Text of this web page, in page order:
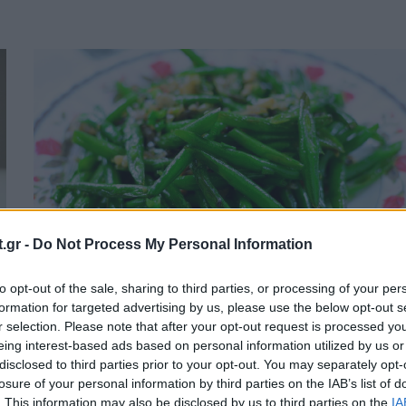
- Do Not Process My Personal Information
opt-out of the sale, sharing to third parties, or processing of your
for targeted advertising by us, please use the below opt-out
selection. Please note that after your opt-out request is processed
interest-based ads based on personal information utilized by us
to third parties prior to your opt-out. You may separately
of your personal information by third parties on the IAB’s list of
This information may also be disclosed by us to third parties on the
Τα καλύτερα καλοκαιρινά λαχανικά για
δίαιτα
ΕΥ ΖΗΝ 13/05/2026 - 16:12